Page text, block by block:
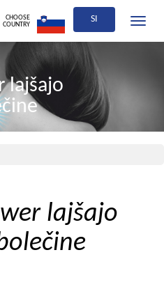
CHOOSE
COUNTRY
SI
Toggle
lajšajo
lajšajo